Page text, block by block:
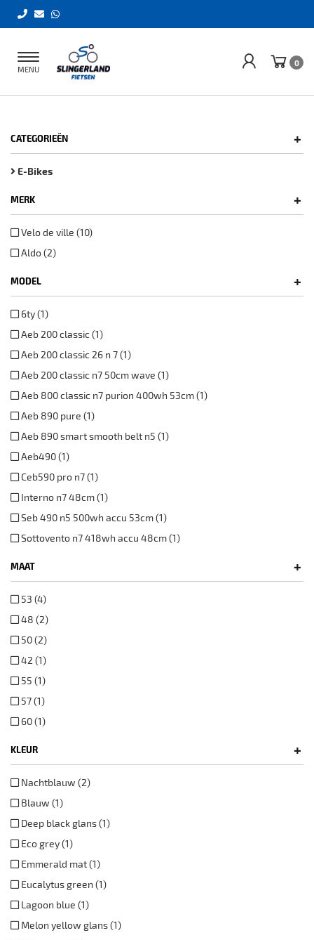
Toggle
navigation
MENU
0
CATEGORIEËN +
E-Bikes
MERK +
Velo de ville (10)
Aldo (2)
MODEL +
6ty (1)
Aeb 200 classic (1)
Aeb 200 classic 26 n 7 (1)
Aeb 200 classic n7 50cm wave (1)
Aeb 800 classic n7 purion 400wh 53cm (1)
Aeb 890 pure (1)
Aeb 890 smart smooth belt n5 (1)
Aeb490 (1)
Ceb590 pro n7 (1)
Interno n7 48cm (1)
Seb 490 n5 500wh accu 53cm (1)
Sottovento n7 418wh accu 48cm (1)
MAAT +
53 (4)
48 (2)
50 (2)
42 (1)
55 (1)
57 (1)
60 (1)
KLEUR +
Nachtblauw (2)
Blauw (1)
Deep black glans (1)
Eco grey (1)
Emmerald mat (1)
Eucalytus green (1)
Lagoon blue (1)
Melon yellow glans (1)